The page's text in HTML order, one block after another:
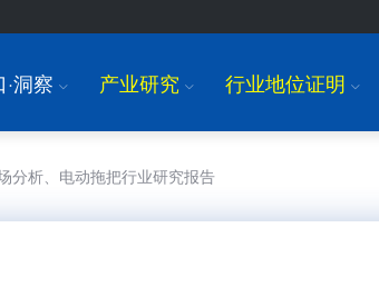
·洞察 I 产业研究 I 行业地位证明 I
分析、电动拖把行业研究报告